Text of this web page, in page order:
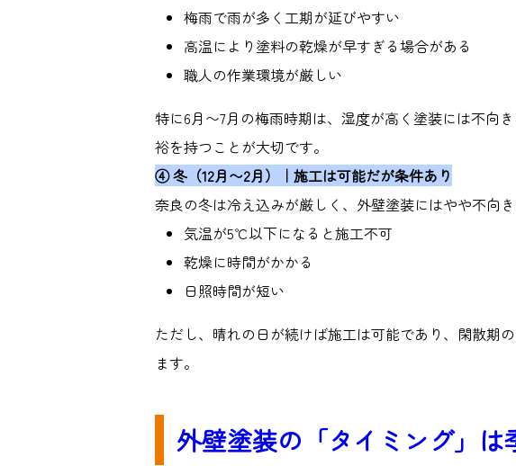
梅雨で雨が多く工期が延びやすい
高温により塗料の乾燥が早すぎる場合がある
職人の作業環境が厳しい
特に6月〜7月の梅雨時期は、湿度が高く塗装には不向
裕を持つことが大切です。
④冬（12月〜2月）｜施工は可能だが条件あり
奈良の冬は冷え込みが厳しく、外壁塗装にはやや不向き
気温が5℃以下になると施工不可
乾燥に時間がかかる
日照時間が短い
ただし、晴れの日が続けば施工は可能であり、閑散期
ます。
外壁塗装の「タイミング」は